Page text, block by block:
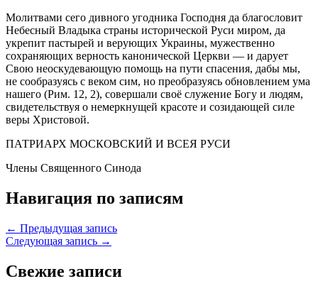
Молитвами сего дивного угодника Господня да благословит
Небесный Владыка страны исторической Руси миром, да
укрепит пастырей и верующих Украины, мужественно
сохраняющих верность канонической Церкви — и дарует
Свою неоскудевающую помощь на пути спасения, дабы мы,
не сообразуясь с веком сим, но преобразуясь обновлением ума
нашего (Рим. 12, 2), совершали своё служение Богу и людям,
свидетельствуя о немеркнущей красоте и созидающей силе
веры Христовой.
ПАТРИАРХ МОСКОВСКИЙ И ВСЕЯ РУСИ
Члены Священного Синода
Навигация по записям
← Предыдущая запись
Следующая запись →
Свежие записи